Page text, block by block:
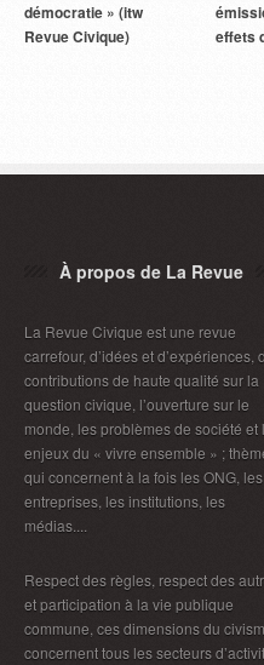
démocratie » (itw
Revue Civique)
effets
À propos de La Revue
La Revue Civique est une revue
carrefour, d’idées et d’expériences,
contributions de haute qualité sur la
question civique, l’ouverture sur le
monde, les problèmes de société et
enjeux du « vivre ensemble » ;
qui concernent à la fois les ONG, les
entreprises, les institutions, les
médias....
Respect des règles, respect des
et participation à la vie publique
commune, ces dimensions du
concernent tous les secteurs